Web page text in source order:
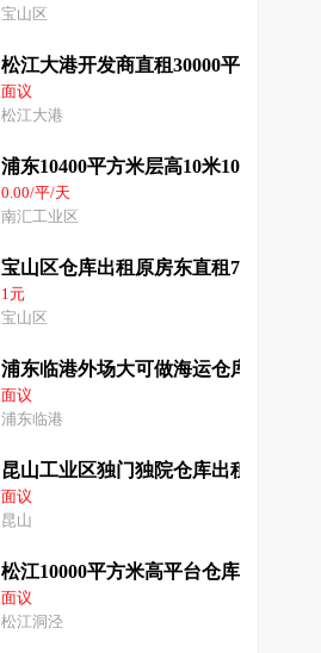
宝山区
松江大港开发商直租30000平米双边
面议
松江大港
浦东10400平方米层高10米104板块标
0.00/平/天
南汇工业区
宝山区仓库出租原房东直租78000平
1元
宝山区
浦东临港外场大可做海运仓库50000
面议
浦东临港
昆山工业区独门独院仓库出租15000
面议
昆山
松江10000平方米高平台仓库出租
面议
松江洞泾